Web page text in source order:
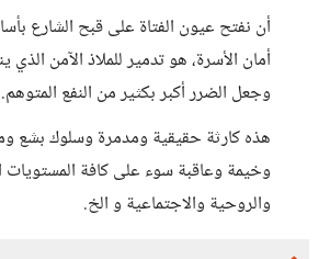
أن نفتح عيون الفتاة على قبح الشارع
أمان الأسرة، هو تدمير للملاذ الآمن الذي
وجعل الضرر أكبر بكثير من النفع المتوهم.
هذه كارثة حقيقية ومدمرة وسلوك بشع
وخيمة وعاقبة سوء على كافة المستويات
والروحية والاجتماعية و الخ.